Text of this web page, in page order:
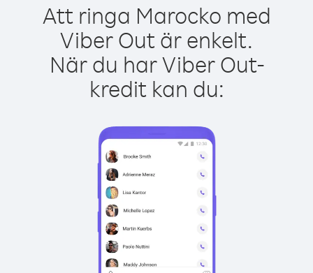
Att ringa Marocko med
Viber Out är enkelt.
När du har Viber Out-
kredit kan du: